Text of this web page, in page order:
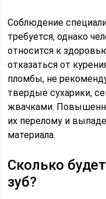
Соблюдение
требуется, однако
относится к
отказаться от
пломбы, не
твердые сухарики,
жвачками.
их перелому и
материала.
Сколько
зуб?